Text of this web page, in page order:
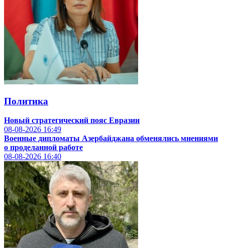
Политика
Новый стратегический пояс Евразии
08-08-2026 16:49
Военные дипломаты Азербайджана обменялись мнениями
о проделанной работе
08-08-2026 16:40